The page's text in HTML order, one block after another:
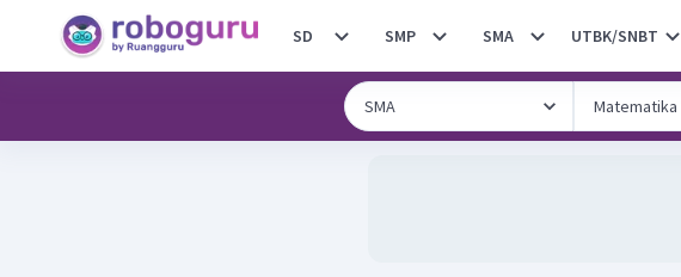
SD SMP SMA UTBK/SNBT